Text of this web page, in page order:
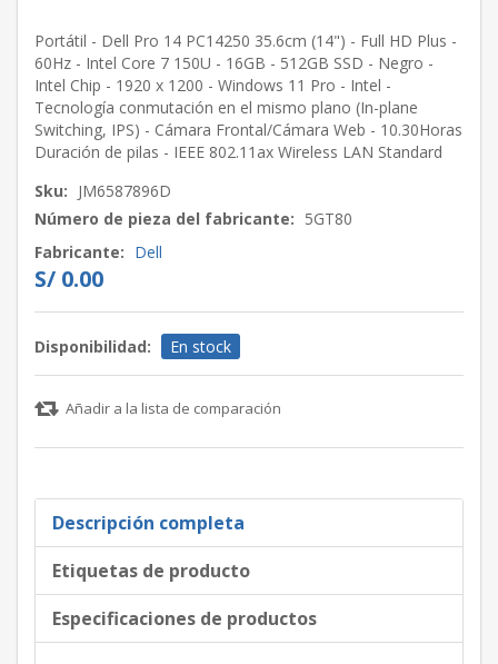
Portátil - Dell Pro 14 PC14250 35.6cm (14") - Full HD Plus -
60Hz - Intel Core 7 150U - 16GB - 512GB SSD - Negro -
Intel Chip - 1920 x 1200 - Windows 11 Pro - Intel -
Tecnología conmutación en el mismo plano (In-plane
Switching, IPS) - Cámara Frontal/Cámara Web - 10.30Horas
Duración de pilas - IEEE 802.11ax Wireless LAN Standard
Sku: JM6587896D
Número de pieza del fabricante: 5GT80
Fabricante: Dell
S/ 0.00
Disponibilidad: En stock
Añadir a la lista de comparación
Descripción completa
Etiquetas de producto
Especificaciones de productos